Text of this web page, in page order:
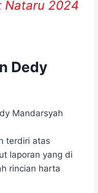
Nataru 2024
Dedy
terdiri atas
laporan yang di
rincian harta